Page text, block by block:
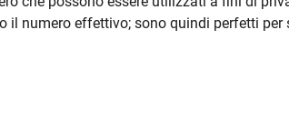
il numero effettivo; sono quindi perfetti per